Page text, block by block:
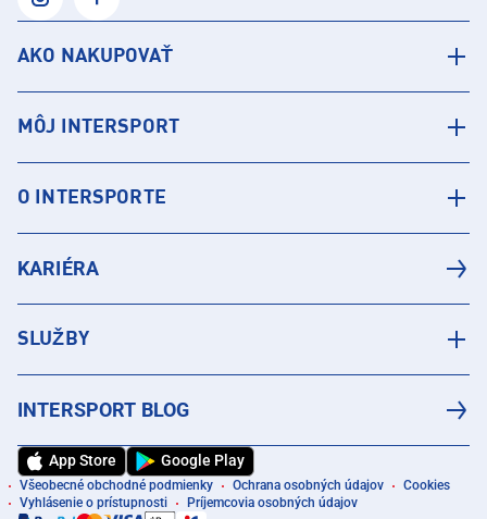
AKO NAKUPOVAŤ
MÔJ INTERSPORT
O INTERSPORTE
KARIÉRA
SLUŽBY
INTERSPORT BLOG
App Store Google Play
Všeobecné obchodné podmienky Ochrana osobných údajov
Cookies
Vyhlásenie o prístupnosti
Príjemcovia osobných údajov